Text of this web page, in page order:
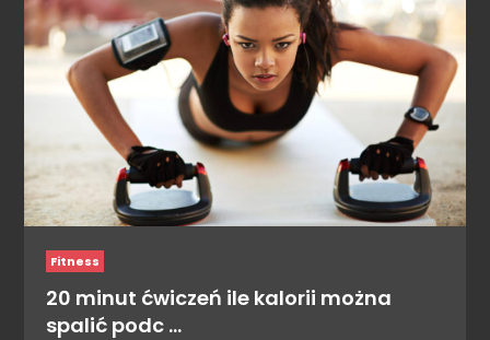
Fitness
20 minut ćwiczeń ile kalorii można
spalić podc …